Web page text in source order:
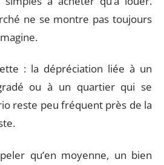
ne se montre pas toujours
: la dépréciation liée à un
ou à un quartier qui se
reste peu fréquent près de la
qu’en moyenne, un bien